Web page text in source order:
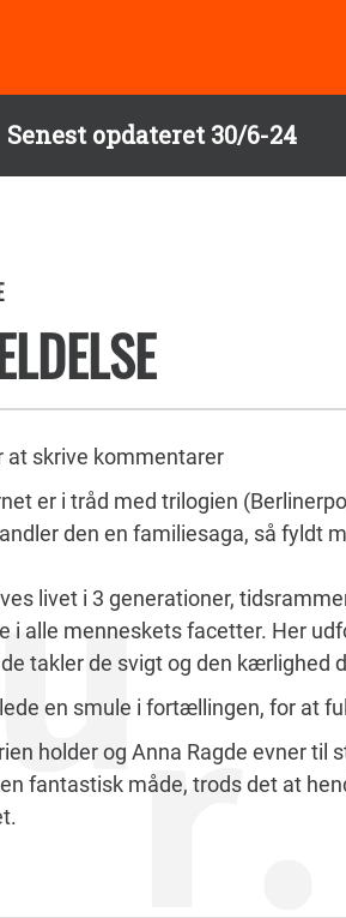
Senest opdateret 30/6-24
at skrive kommentarer
er i tråd med trilogien
den en familiesaga, så fyldt
livet i 3 generationer,
i alle menneskets facetter. Her
takler de svigt og den kærlighed
en smule i fortællingen, for at
holder og Anna Ragde evner
fantastisk måde, trods det at